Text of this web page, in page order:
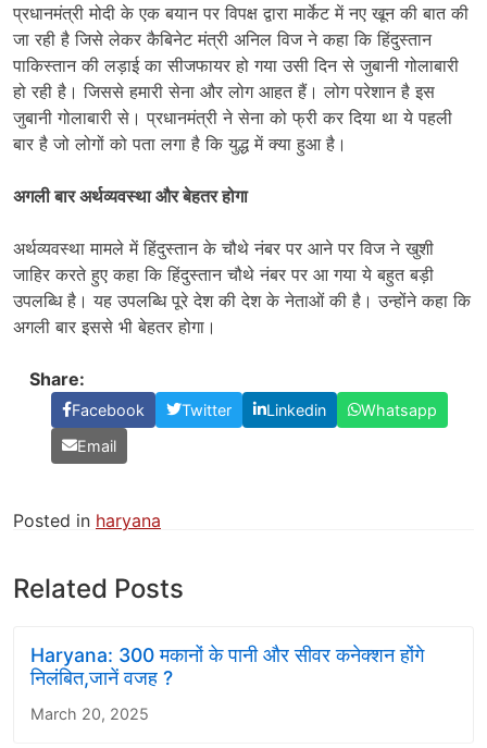
प्रधानमंत्री मोदी के एक बयान पर विपक्ष द्वारा मार्केट में नए खून की बात की
जा रही है जिसे लेकर कैबिनेट मंत्री अनिल विज ने कहा कि हिंदुस्तान
पाकिस्तान की लड़ाई का सीजफायर हो गया उसी दिन से जुबानी गोलाबारी
हो रही है। जिससे हमारी सेना और लोग आहत हैं। लोग परेशान है इस
जुबानी गोलाबारी से। प्रधानमंत्री ने सेना को फ्री कर दिया था ये पहली
बार है जो लोगों को पता लगा है कि युद्ध में क्या हुआ है।
अगली बार अर्थव्यवस्था और बेहतर होगा
अर्थव्यवस्था मामले में हिंदुस्तान के चौथे नंबर पर आने पर विज ने खुशी
जाहिर करते हुए कहा कि हिंदुस्तान चौथे नंबर पर आ गया ये बहुत बड़ी
उपलब्धि है। यह उपलब्धि पूरे देश की देश के नेताओं की है। उन्होंने कहा कि
अगली बार इससे भी बेहतर होगा।
Share:
Facebook Twitter Linkedin
Whatsapp
Email
Posted in haryana
Related Posts
Haryana: 300 मकानों के पानी और सीवर कनेक्शन होंगे
निलंबित,जानें वजह ?
March 20, 2025